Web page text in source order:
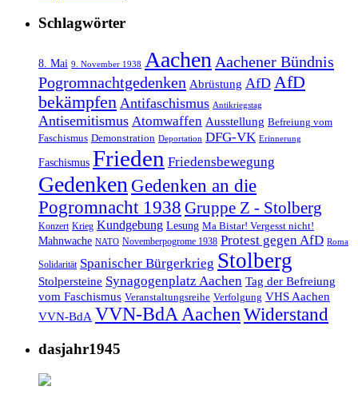
Schlagwörter
8. Mai 9. November 1938 Aachen Aachener Bündnis
Pogromnachtgedenken Abrüstung AfD AfD
bekämpfen Antifaschismus Antikriegstag
Antisemitismus Atomwaffen Ausstellung Befreiung vom
Faschismus Demonstration Deportation DFG-VK Erinnerung
Faschismus Frieden Friedensbewegung
Gedenken Gedenken an die
Pogromnacht 1938 Gruppe Z - Stolberg
Konzert Krieg Kundgebung Lesung Ma Bistar! Vergesst nicht!
Mahnwache NATO Novemberpogrome 1938 Protest gegen AfD Roma
Solidarität Spanischer Bürgerkrieg Stolberg
Stolpersteine Synagogenplatz Aachen Tag der Befreiung
vom Faschismus Veranstaltungsreihe Verfolgung VHS Aachen
VVN-BdA VVN-BdA AachenWiderstand
dasjahr1945